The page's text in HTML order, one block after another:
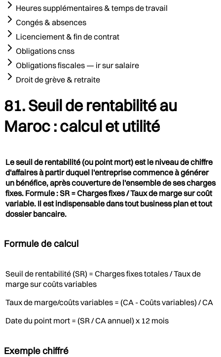
Heures supplémentaires & temps de travail
Congés & absences
Licenciement & fin de contrat
Obligations cnss
Obligations fiscales — ir sur salaire
Droit de grève & retraite
81. Seuil de rentabilité au
Maroc : calcul et utilité
Le seuil de rentabilité (ou point mort) est le niveau de chiffre
d'affaires à partir duquel l'entreprise commence à générer
un bénéfice, après couverture de l'ensemble de ses charges
fixes. Formule : SR = Charges fixes / Taux de marge sur coût
variable. Il est indispensable dans tout business plan et tout
dossier bancaire.
Formule de calcul
Seuil de rentabilité (SR) = Charges fixes totales / Taux de
marge sur coûts variables
Taux de marge/coûts variables = (CA - Coûts variables) / CA
Date du point mort = (SR / CA annuel) x 12 mois
Exemple chiffré